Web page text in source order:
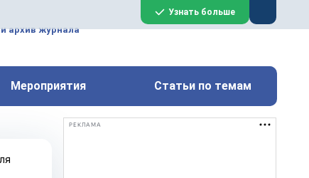
обслуживанием
металлургических
Закрыть
Узнать больше
архив журнала
Мероприятия Статьи по темам
РЕКЛАМА